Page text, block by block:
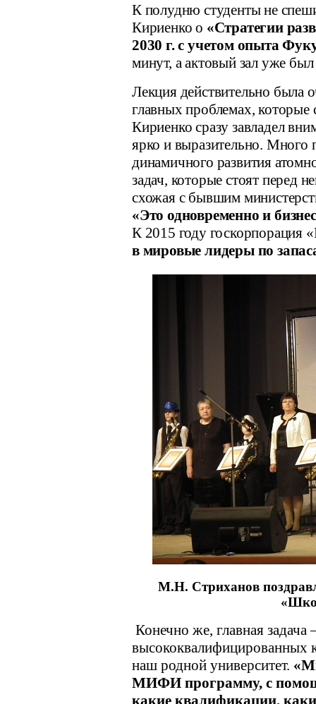
К полудню студенты не
Кириенко о «Стратегии
2030 г. с учетом опыта
минут, а актовый зал уже
Лекция действительно была
главных проблемах, которые
Кириенко сразу завладел
ярко и выразительно.
динамичного развития
задач, которые стоят перед
схожая с бывшим
«Это одновременно и
К 2015 году госкорпорация
в мировые лидеры по
М.Н. Стриханов
Конечно же, главная задача
высококвалифицированных
наш родной университет.
МИФИ программу, с
какие квалификации,